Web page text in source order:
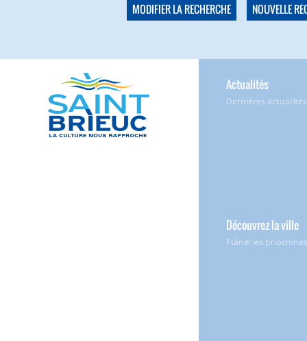
MODIFIER LA RECHERCHE NOUVELLE
Actualités
Dernières actualités
Découvrez la ville
Flâneries briochines